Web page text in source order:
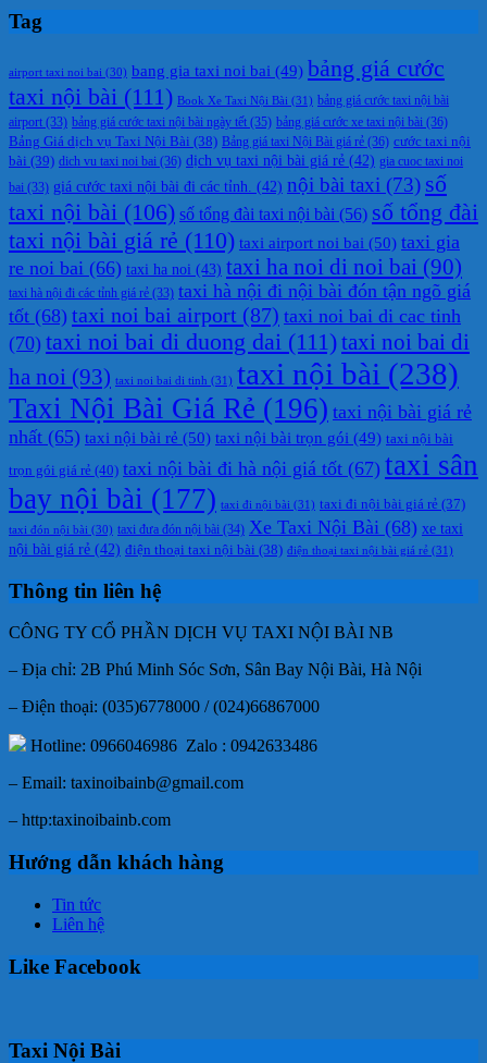
Tag
airport taxi noi bai (30) bang gia taxi noi bai (49) bảng giá cước
taxi nội bài (111) Book Xe Taxi Nội Bài (31) bảng giá cước taxi nội bài
airport (33) bảng giá cước taxi nội bài ngày tết (35) bảng giá cước xe taxi nội bài (36)
Bảng Giá dịch vụ Taxi Nội Bài (38) Bảng giá taxi Nội Bài giá rẻ (36) cước taxi nội
bài (39) dich vu taxi noi bai (36) dịch vụ taxi nội bài giá rẻ (42) gia cuoc taxi noi
bai (33) giá cước taxi nội bài đi các tỉnh. (42) nội bài taxi (73) số
taxi nội bài (106) số tổng đài taxi nội bài (56) số tổng đài
taxi nội bài giá rẻ (110) taxi airport noi bai (50) taxi gia
re noi bai (66) taxi ha noi (43) taxi ha noi di noi bai (90)
taxi hà nội đi các tỉnh giá rẻ (33) taxi hà nội đi nội bài đón tận ngõ giá
tốt (68) taxi noi bai airport (87) taxi noi bai di cac tinh
(70) taxi noi bai di duong dai (111)taxi noi bai di
ha noi (93) taxi noi bai di tinh (31) taxi nội bài (238)
Taxi Nội Bài Giá Rẻ (196) taxi nội bài giá rẻ
nhất (65) taxi nội bài rẻ (50) taxi nội bài trọn gói (49) taxi nội bài
trọn gói giá rẻ (40) taxi nội bài đi hà nội giá tốt (67) taxi sân
bay nội bài (177) taxi đi nội bài (31) taxi đi nội bài giá rẻ (37)
taxi đón nội bài (30) taxi đưa đón nội bài (34) Xe Taxi Nội Bài (68) xe taxi
nội bài giá rẻ (42) điện thoại taxi nội bài (38) điện thoại taxi nội bài giá rẻ (31)
Thông tin liên hệ
CÔNG TY CỔ PHẦN DỊCH VỤ TAXI NỘI BÀI NB
– Địa chỉ: 2B Phú Minh Sóc Sơn, Sân Bay Nội Bài, Hà Nội
– Điện thoại: (035)6778000 / (024)66867000
Hotline: 0966046986 Zalo : 0942633486
– Email: taxinoibainb@gmail.com
– http:taxinoibainb.com
Hướng dẫn khách hàng
Tin tức
Liên hệ
Like Facebook
Taxi Nội Bài